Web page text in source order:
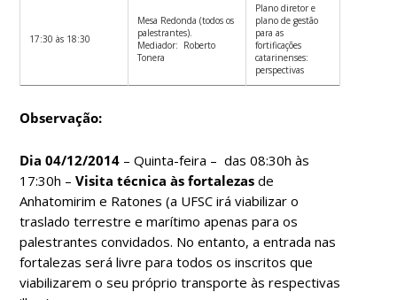
17:30 às 18:30
Mesa Redonda (todos os
palestrantes).
Mediador: Roberto
Tonera
Plano diretor e
plano de gestão
para as
fortificações
catarinenses:
perspectivas
Observação:
Dia 04/12/2014 – Quinta-feira – das 08:30h às
17:30h –Visita técnica às fortalezas de
Anhatomirim e Ratones (a UFSC irá viabilizar o
traslado terrestre e marítimo apenas para os
palestrantes convidados. No entanto, a entrada nas
fortalezas será livre para todos os inscritos que
viabilizarem o seu próprio transporte às respectivas